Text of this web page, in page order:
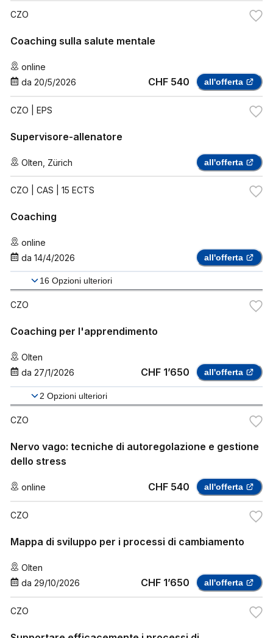
CZO
Coaching sulla salute mentale
online
da 20/5/2026 CHF 540 all'offerta
CZO | EPS
Supervisore-allenatore
Olten Zürich all'offerta
CZO | CAS | 15 ECTS
Coaching
online
da 14/4/2026 all'offerta
16 Opzioni ulteriori
CZO
Coaching per l'apprendimento
Olten
da 27/1/2026 CHF 1’650 all'offerta
2 Opzioni ulteriori
CZO
Nervo vago: tecniche di autoregolazione e gestione
dello stress
online CHF 540 all'offerta
CZO
Mappa di sviluppo per i processi di cambiamento
Olten
da 29/10/2026 CHF 1’650 all'offerta
CZO